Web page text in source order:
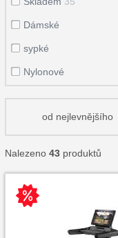
Dámské
sypké
Nylonové
od nejlevnějšího
Nalezeno 43 produktů